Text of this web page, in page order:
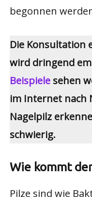
begonnen
Die Konsultation
wird dringend
Beispiele sehen
im Internet nach
Nagelpilz
schwierig.
Wie kommt
Pilze sind wie